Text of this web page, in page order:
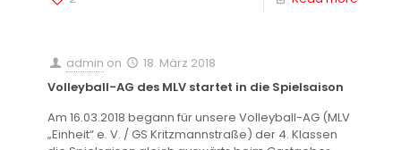
admin on
18. März 2018
Volleyball-AG des MLV startet in die Spielsaison
Am 16.03.2018 begann für unsere Volleyball-AG (MLV
„Einheit“ e. V. / GS Kritzmannstraße) der 4. Klassen